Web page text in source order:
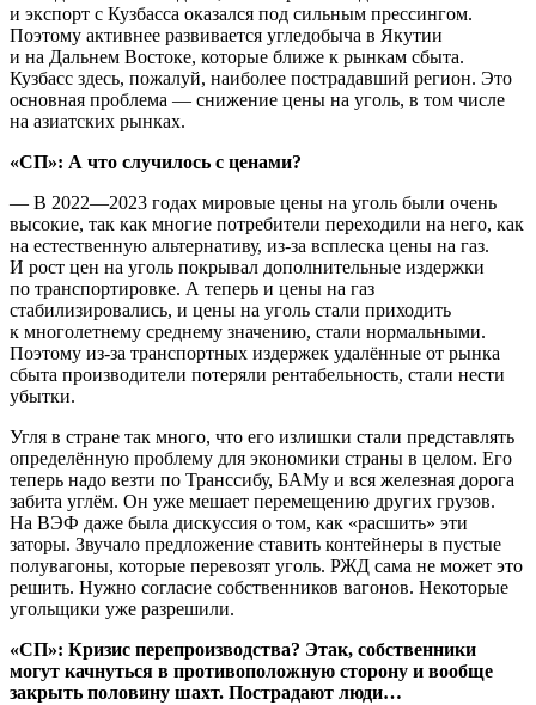
и экспорт с Кузбасса оказался под сильным прессингом.
Поэтому активнее развивается угледобыча в Якутии
и на Дальнем Востоке, которые ближе к рынкам сбыта.
Кузбасс здесь, пожалуй, наиболее пострадавший регион. Это
основная проблема — снижение цены на уголь, в том числе
на азиатских рынках.
«СП»: А что случилось с ценами?
— В 2022—2023 годах мировые цены на уголь были очень
высокие, так как многие потребители переходили на него, как
на естественную альтернативу, из-за всплеска цены на газ.
И рост цен на уголь покрывал дополнительные издержки
по транспортировке. А теперь и цены на газ
стабилизировались, и цены на уголь стали приходить
к многолетнему среднему значению, стали нормальными.
Поэтому из-за транспортных издержек удалённые от рынка
сбыта производители потеряли рентабельность, стали нести
убытки.
Угля в стране так много, что его излишки стали представлять
определённую проблему для экономики страны в целом. Его
теперь надо везти по Транссибу, БАМу и вся железная дорога
забита углём. Он уже мешает перемещению других грузов.
На ВЭФ даже была дискуссия о том, как «расшить» эти
заторы. Звучало предложение ставить контейнеры в пустые
полувагоны, которые перевозят уголь. РЖД сама не может это
решить. Нужно согласие собственников вагонов. Некоторые
угольщики уже разрешили.
«СП»: Кризис перепроизводства? Этак, собственники
могут качнуться в противоположную сторону и вообще
закрыть половину шахт. Пострадают люди…